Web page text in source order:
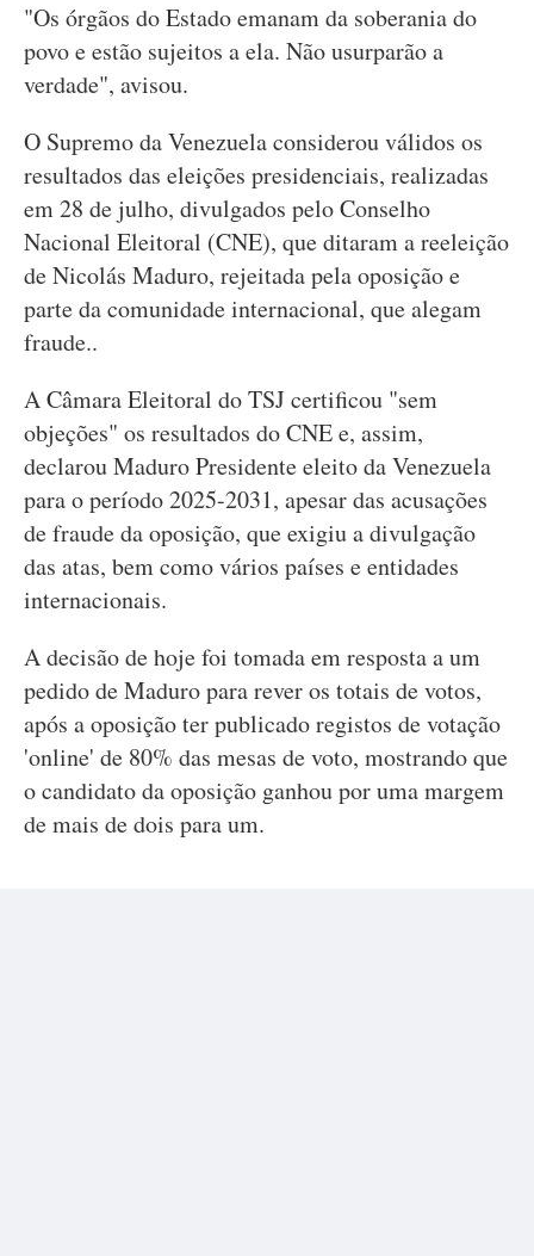
"Os órgãos do Estado emanam da soberania do
povo e estão sujeitos a ela. Não usurparão a
verdade", avisou.
O Supremo da Venezuela considerou válidos os
resultados das eleições presidenciais, realizadas
em 28 de julho, divulgados pelo Conselho
Nacional Eleitoral (CNE), que ditaram a reeleição
de Nicolás Maduro, rejeitada pela oposição e
parte da comunidade internacional, que alegam
fraude..
A Câmara Eleitoral do TSJ certificou "sem
objeções" os resultados do CNE e, assim,
declarou Maduro Presidente eleito da Venezuela
para o período 2025-2031, apesar das acusações
de fraude da oposição, que exigiu a divulgação
das atas, bem como vários países e entidades
internacionais.
A decisão de hoje foi tomada em resposta a um
pedido de Maduro para rever os totais de votos,
após a oposição ter publicado registos de votação
'online' de 80% das mesas de voto, mostrando que
o candidato da oposição ganhou por uma margem
de mais de dois para um.